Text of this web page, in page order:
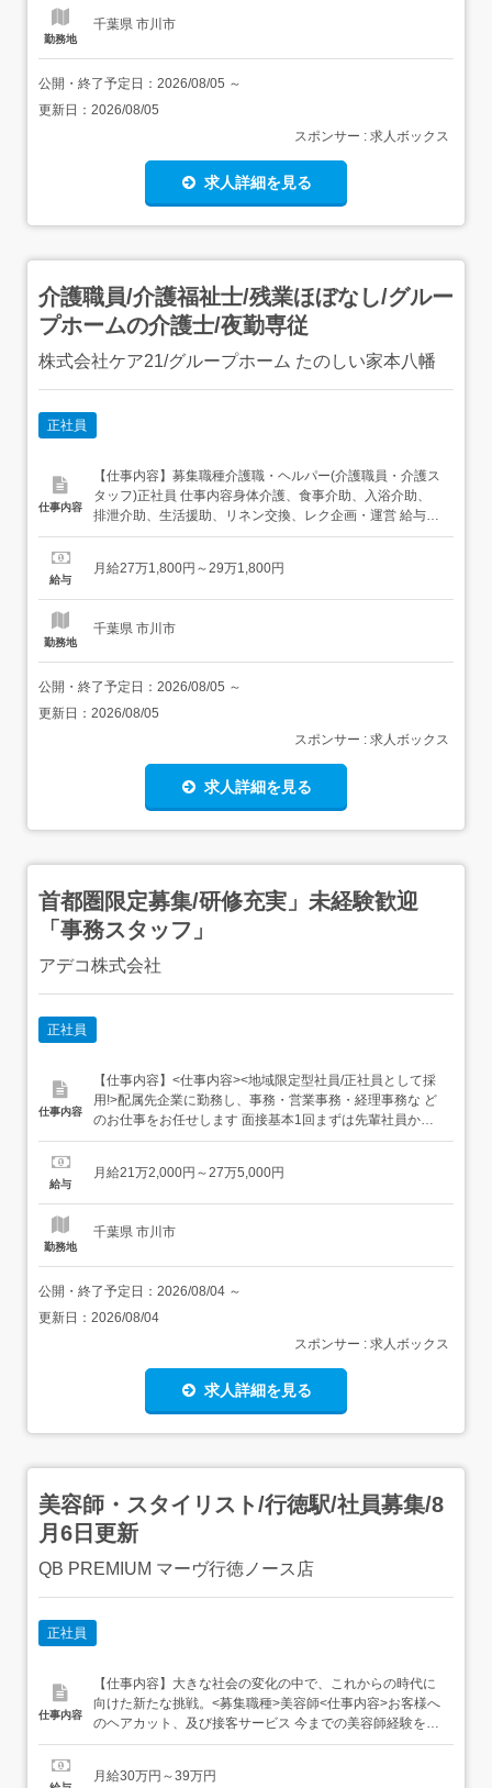
勤務地
千葉県 市川市
公開・終了予定日： 2026/08/05 ～
更新日： 2026/08/05
スポンサー : 求人ボックス
求人詳細を見る
介護職員/介護福祉士/残業ほぼなし/グルー
プホームの介護士/夜勤専従
株式会社ケア21/グループホーム たのしい家本八幡
正社員
仕事内容
【仕事内容】募集職種介護職・ヘルパー(介護職員・介護ス
タッフ)正社員 仕事内容身体介護、食事介助、入浴介助、
排泄介助、生活援助、リネン交換、レク企画・運営 給与・
手当<給与>月給271,800〜291,800円<基本給>170,000円<
ケア手当:10,000円時間外調整手当(固定残業代):時間外労...
給与
月給27万1,800円～29万1,800円
勤務地
千葉県 市川市
公開・終了予定日： 2026/08/05 ～
更新日： 2026/08/05
スポンサー : 求人ボックス
求人詳細を見る
首都圏限定募集/研修充実」未経験歓迎
「事務スタッフ」
アデコ株式会社
正社員
仕事内容
【仕事内容】<仕事内容><地域限定型社員/正社員として採
用!>配属先企業に勤務し、事務・営業事務・経理事務な ど
のお仕事をお任せします 面接基本1回まずは先輩社員から
お仕事のノウハウを学びます!主な仕事内容 一般事務(デー
集計など) 営業事務(受発注/見積書/請求書作成など) 人事総
給与
月給21万2,000円～27万5,000円
勤務地
千葉県 市川市
公開・終了予定日： 2026/08/04 ～
更新日： 2026/08/04
スポンサー : 求人ボックス
求人詳細を見る
美容師・スタイリスト/行徳駅/社員募集/8
月6日更新
QB PREMIUM マーヴ行徳ノース店
正社員
仕事内容
【仕事内容】大きな社会の変化の中で、これからの時代に
向けた新たな挑戦。<募集職種>美容師<仕事内容>お客様へ
のヘアカット、及び接客サービス 今までの美容師経験を活
かして働けます!<必要経験>スタイリスト<業種>美容師<施
>2023年6月30日 NEW OPEN!![雇用主]キュービーネット株
月給30万円～39万円